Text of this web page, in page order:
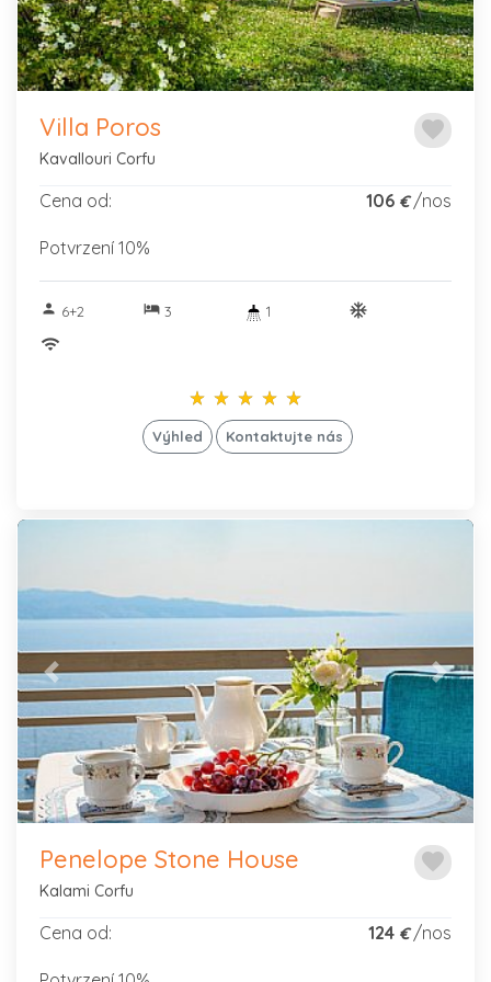
favorite
Villa Poros
Kavallouri Corfu
Cena od: 106 €/nos
Potvrzení 10%
person 6+2 hotel3 1
ac_unitif
wifi
star_rate star_rate star_rate star_rate star_rate
star_rate star_rate star_rate star_rate star_rate
Výhled Kontaktujte nás
Previous Next
favorite
Penelope Stone House
Kalami Corfu
Cena od: 124 €/nos